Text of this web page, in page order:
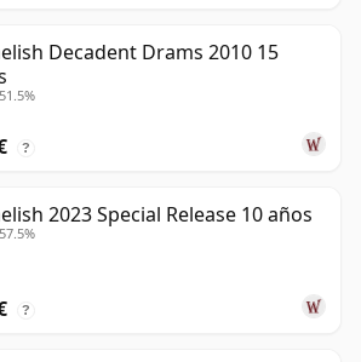
Decadent Drams 2010 15
?
2023 Special Release 10 años
?